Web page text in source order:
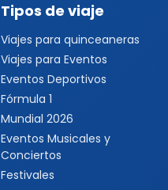
Tipos de viaje
Viajes para quinceaneras
Viajes para Eventos
Eventos Deportivos
Fórmula 1
Mundial 2026
Eventos Musicales y
Conciertos
Festivales